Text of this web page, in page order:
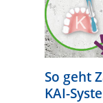
So geht
KAI-